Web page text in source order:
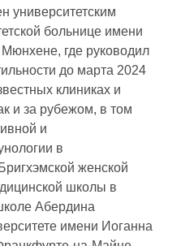
университетским
больнице имени
где руководил
до марта 2024
клиниках и
и за рубежом, в том
и
в
женской
школы в
Абердина
имени Иоганна